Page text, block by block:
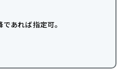
あれば指定可。